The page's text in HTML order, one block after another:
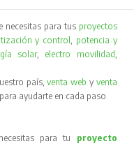
necesitas para tus proyectos
y control, potencia y
solar, electro movilidad,
país,venta web y venta
ayudarte en cada paso.
para tu proyecto